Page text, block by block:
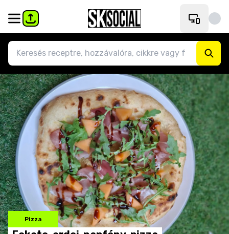
Pizza